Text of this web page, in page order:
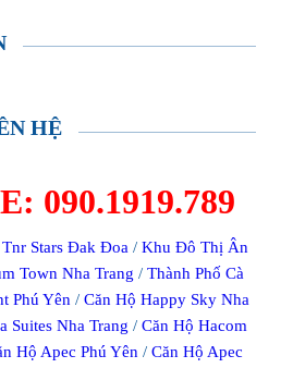
HỆ
090.1919.789
Tnr Stars Đak Đoa /Khu Đô Thị Ân
Town Nha Trang /Thành Phố Cà
Phú Yên /Căn Hộ Happy Sky Nha
Suites Nha Trang / Căn Hộ Hacom
Hộ Apec Phú Yên/ Căn Hộ Apec